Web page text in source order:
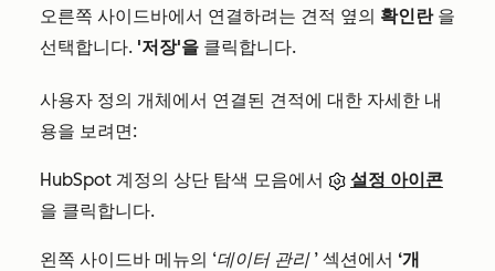
오른쪽 사이드바에서 연결하려는 견적 옆의 확인란을
선택합니다. '저장'을 클릭합니다.
사용자 정의 개체에서 연결된 견적에 대한 자세한 내
용을 보려면:
HubSpot 계정의 상단 탐색 모음에서
설정 아이콘
을 클릭합니다.
왼쪽 사이드바 메뉴의 ‘데이터 관리’ 섹션에서 ‘개